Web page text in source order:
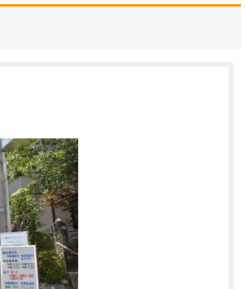
勤務医時代、がんで苦し
れ…